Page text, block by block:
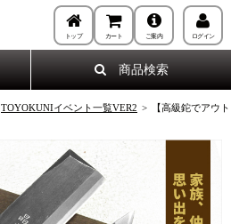
トップ カート ご案内 ログイン
商品検索
TOYOKUNIイベント一覧VER2 >
【高級鉈でアウト